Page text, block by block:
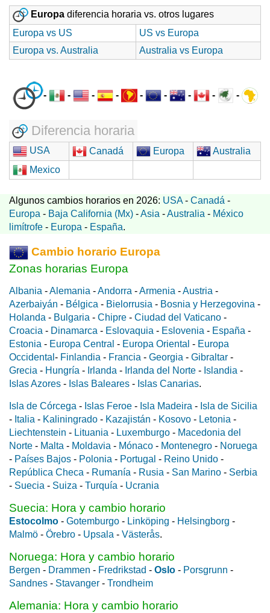
Europa diferencia horaria vs. otros lugares
Europa vs US
US vs Europa
Europa vs. Australia
Australia vs Europa
- - - - - - - - -
Diferencia horaria
USA Canadá Europa
Australia
Mexico
Algunos cambios horarios en 2026: USA- Canadá -
Europa - Baja California (Mx) -Asia -Australia - México
limítrofe - Europa - España.
Cambio horario Europa
Zonas horarias Europa
Albania -Alemania -Andorra -Armenia -Austria -
Azerbaiyán - Bélgica - Bielorrusia - Bosnia y Herzegovina -
Holanda - Bulgaria - Chipre - Ciudad del Vaticano -
Croacia - Dinamarca - Eslovaquia - Eslovenia - España -
Estonia - Europa Central - Europa Oriental - Europa
Occidental - Finlandia - Francia - Georgia - Gibraltar -
Grecia - Hungría - Irlanda - Irlanda del Norte - Islandia -
Islas Azores - Islas Baleares - Islas Canarias.
Isla de Córcega - Islas Feroe - Isla Madeira - Isla de Sicilia
- Italia - Kaliningrado - Kazajistán - Kosovo - Letonia -
Liechtenstein - Lituania - Luxemburgo - Macedonia del
Norte - Malta - Moldavia - Mónaco - Montenegro - Noruega
- Países Bajos - Polonia - Portugal - Reino Unido -
República Checa - Rumanía - Rusia - San Marino - Serbia
- Suecia - Suiza - Turquía - Ucrania
Suecia: Hora y cambio horario
Estocolmo - Gotemburgo - Linköping - Helsingborg -
Malmö - Örebro - Upsala - Västerås.
Noruega: Hora y cambio horario
Bergen - Drammen - Fredrikstad - Oslo - Porsgrunn -
Sandnes - Stavanger - Trondheim
Alemania: Hora y cambio horario